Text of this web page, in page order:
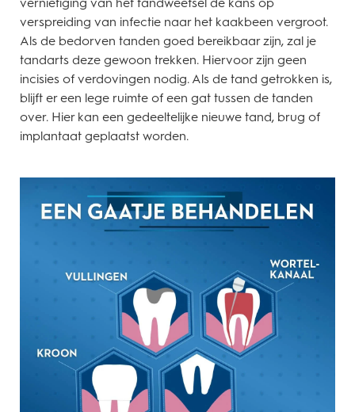
verspreiding van infectie naar het kaakbeen vergroot.
Als de bedorven tanden goed bereikbaar zijn, zal je
tandarts deze gewoon trekken. Hiervoor zijn geen
incisies of verdovingen nodig. Als de tand getrokken is,
blijft er een lege ruimte of een gat tussen de tanden
over. Hier kan een gedeeltelijke nieuwe tand, brug of
implantaat geplaatst worden.